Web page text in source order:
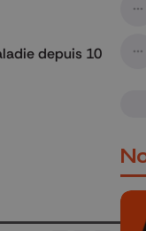
depuis 10